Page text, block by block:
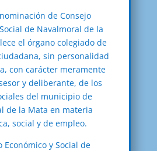
de Consejo
de Navalmoral de la
el órgano colegiado de
sin personalidad
con carácter meramente
y deliberante, de los
del municipio de
de la Mata en materia
social y de empleo.
Económico y Social de